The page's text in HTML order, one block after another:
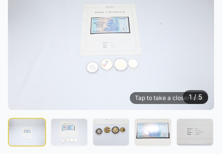
Tap to take a closer look
1 / 5